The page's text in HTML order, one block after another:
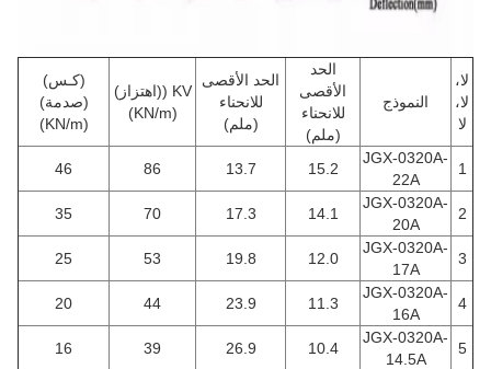
لا،
لا،
لا
النموذج
الحد
الأقصى
للانحناء
(ملم)
الحد الأقصى
للانحناء
(ملم)
KV ((اهتزاز)
(كـس)
(صدمة)
JGX-0320A-
22A
15.2
13.7
86
46
2
JGX-0320A-
20A
14.1
17.3
70
35
3
JGX-0320A-
17A
12.0
19.8
53
25
4
JGX-0320A-
16A
11.3
23.9
44
20
5
JGX-0320A-
14.5A
10.4
26.9
39
16